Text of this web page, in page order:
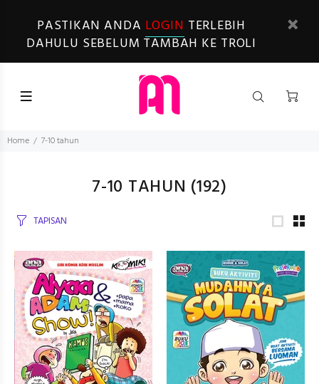
PASTIKAN ANDA LOGIN TERLEBIH
DAHULU SEBELUM TAMBAH KE TROLI
Home 7-10 tahun
7-10 TAHUN (192)
TAPISAN